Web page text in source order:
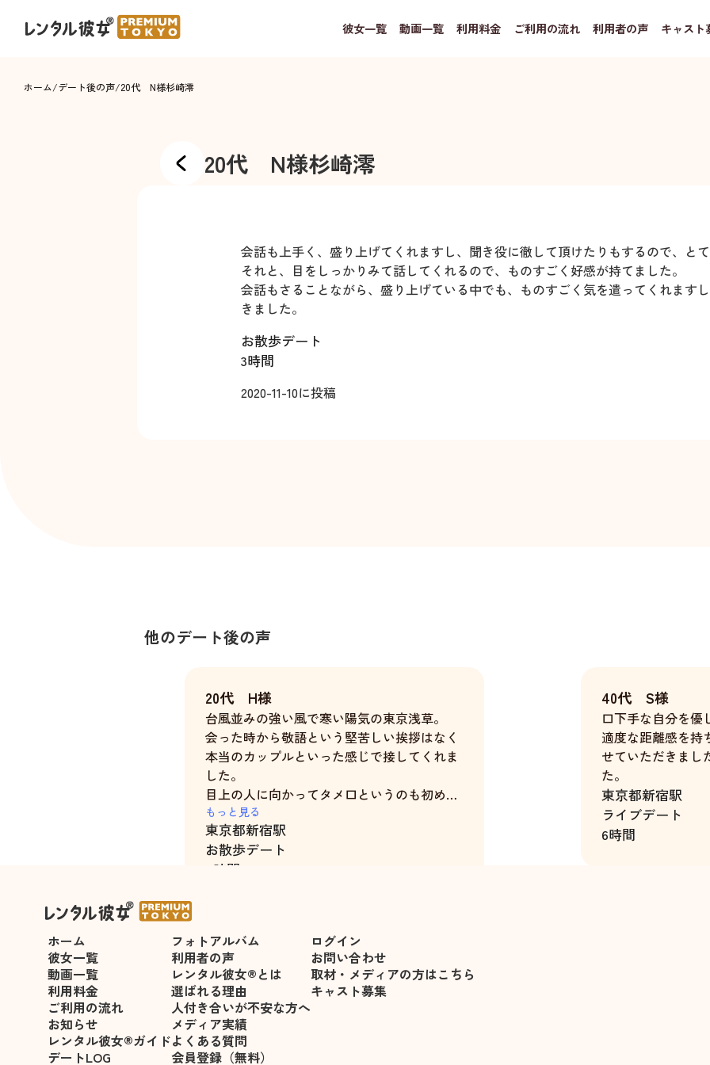
彼女一覧 動画一覧 利用料金 ご利用の流れ 利用者の声 キャスト
ホーム/デート後の声/20代 N様杉崎澪
20代 N様杉崎澪
会話も上手く、盛り上げてくれますし、聞き役に徹して頂けたりもするので、と
それと、目をしっかりみて話してくれるので、ものすごく好感が持てました。
会話もさることながら、盛り上げている中でも、ものすごく気を遣ってくれます
きました。
お散歩デート
3時間
2020-11-10に投稿
他のデート後の声
20代 H様
台風並みの強い風で寒い陽気の東京浅草。
会った時から敬語という堅苦しい挨拶はなく
本当のカップルといった感じで接してくれま
した。
目上の人に向かってタメ口というのも初めて
だったので僕は緊張しました。
手を繋いで歩いていてさすがに外さないとい
けない時（財布からお金を出す、トイレ休
トができました。
ちかさんはとても美人で若くて明るく よ
く あははははは！と笑い 物知りの社交的
な方でした。僕のくだらない話でも真剣に耳
を傾けてくれたり、ボケをすると笑ってくれ
たりしてくれて嬉しかったです。
悪いところがひとつも見当たらない素敵な方
もっと見る
東京都新宿駅
お散歩デート
4時間
40代 S様
口下手な自分を優
適度な距離感を持
せていただきまし
た。
東京都新宿駅
ライブデート
6時間
ホーム
彼女一覧
動画一覧
利用料金
ご利用の流れ
お知らせ
レンタル彼女®ガイド
デートLOG
フォトアルバム
利用者の声
レンタル彼女®とは
選ばれる理由
人付き合いが不安な方へ
メディア実績
よくある質問
会員登録（無料）
ログイン
お問い合わせ
取材・メディアの方はこちら
キャスト募集